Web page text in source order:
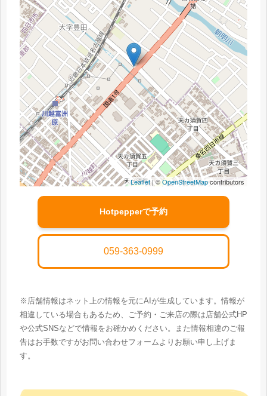
Leaflet| ©OpenStreetMapcontributors
Hotpepperで予約
059-363-0999
※店舗情報はネット上の情報を元にAIが生成しています。情報が
相違している場合もあるため、ご予約・ご来店の際は店舗公式HP
や公式SNSなどで情報をお確かめください。また情報相違のご報
告はお手数ですがお問い合わせフォームよりお願い申し上げま
す。